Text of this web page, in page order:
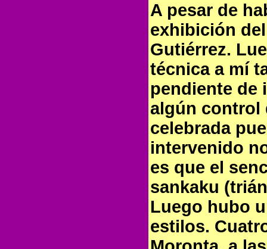
A pesar de
exhibición
Gutiérrez.
técnica a mí
pendiente de
algún control
celebrada
intervenido
es que el
sankaku
Luego hubo
estilos.